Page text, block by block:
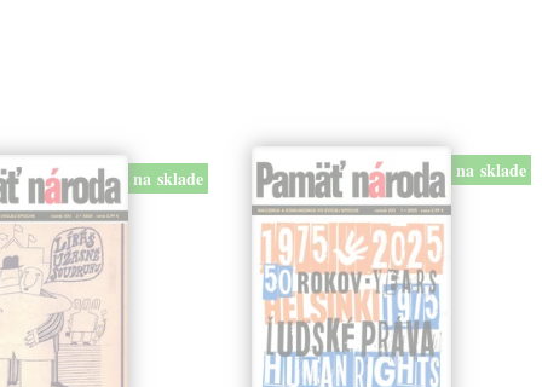
na sklade na sklade